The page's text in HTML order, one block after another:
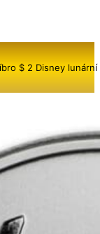
$ 2 Disney lunární